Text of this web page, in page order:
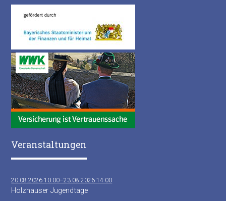
Veranstaltungen
20.08.2026 10:00–23.08.2026 14:00
Holzhauser Jugendtage